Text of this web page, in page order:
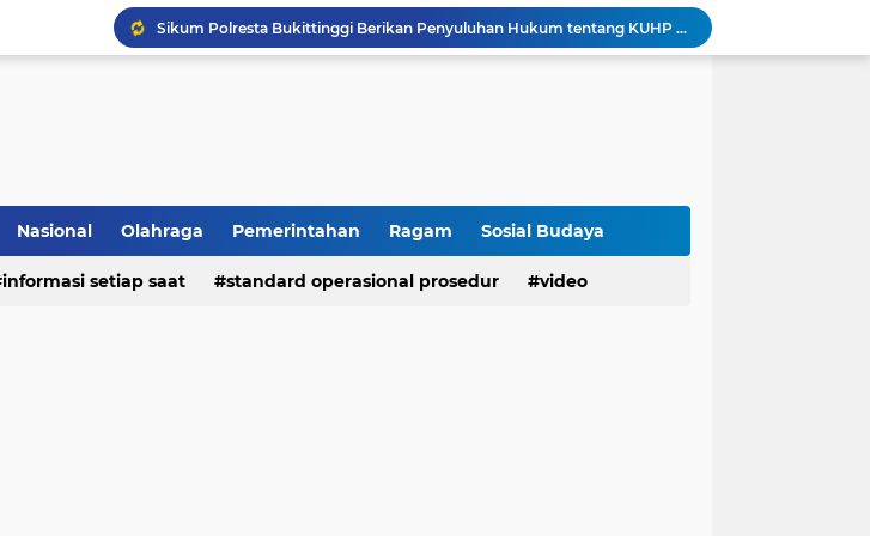
Sikum Polresta Bukittinggi Berikan Penyuluhan Hukum tentang KUHP Terbaru di Akfar Imam Bonjol
Wakapolsek Baso Jadi Narasumber Penyuluhan Bahaya Penyalahgunaan Narkoba di SMPN 1 Baso
Polresta Bukittinggi Gelar Upacara Sertijab Sejumlah Pejabat dan laporan Kenaikan Pangkat Pengabdian
Nasional Olahraga Pemerintahan Ragam Sosial Budaya
informasi setiap saat standard operasional prosedur video